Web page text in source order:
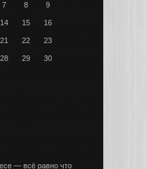
7 8 9
14 15 16
21 22 23
28 29 30
— всё равно что